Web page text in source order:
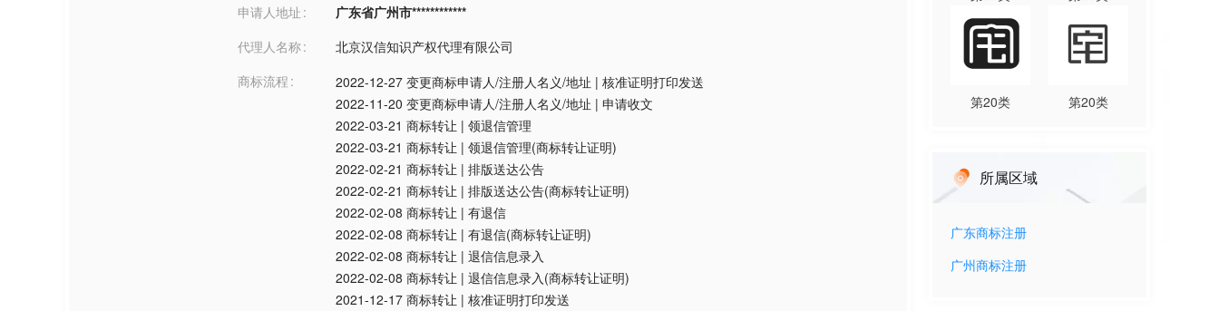
申请人地址
广东省广州市************
代理人名称
北京汉信知识产权代理有限公司
商标流程
2022-12-27 变更商标申请人/注册人名义/地址 | 核准证明打印发送
2022-11-20 变更商标申请人/注册人名义/地址 | 申请收文
2022-03-21 商标转让 | 领退信管理
2022-03-21 商标转让 | 领退信管理(商标转让证明)
2022-02-21 商标转让 | 排版送达公告
2022-02-21 商标转让 | 排版送达公告(商标转让证明)
2022-02-08 商标转让 | 有退信
2022-02-08 商标转让 | 有退信(商标转让证明)
2022-02-08 商标转让 | 退信信息录入
2022-02-08 商标转让 | 退信信息录入(商标转让证明)
2021-12-17 商标转让 | 核准证明打印发送
第20类 第20类
所属区域
广东商标注册
广州 商标注册